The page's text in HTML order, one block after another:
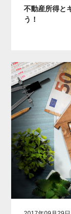
不動産所得と
う！